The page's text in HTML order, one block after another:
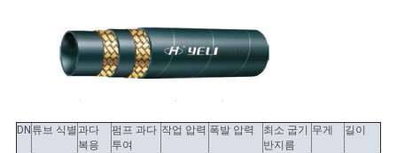
DN 튜브 식별 과다
복용
펌프 과다
투여
작업 압력 폭발 압력
최소 굽기
반지름
무게 길이